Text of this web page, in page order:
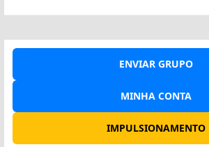
ENVIAR GRUPO
MINHA CONTA
IMPULSIONAMENTO